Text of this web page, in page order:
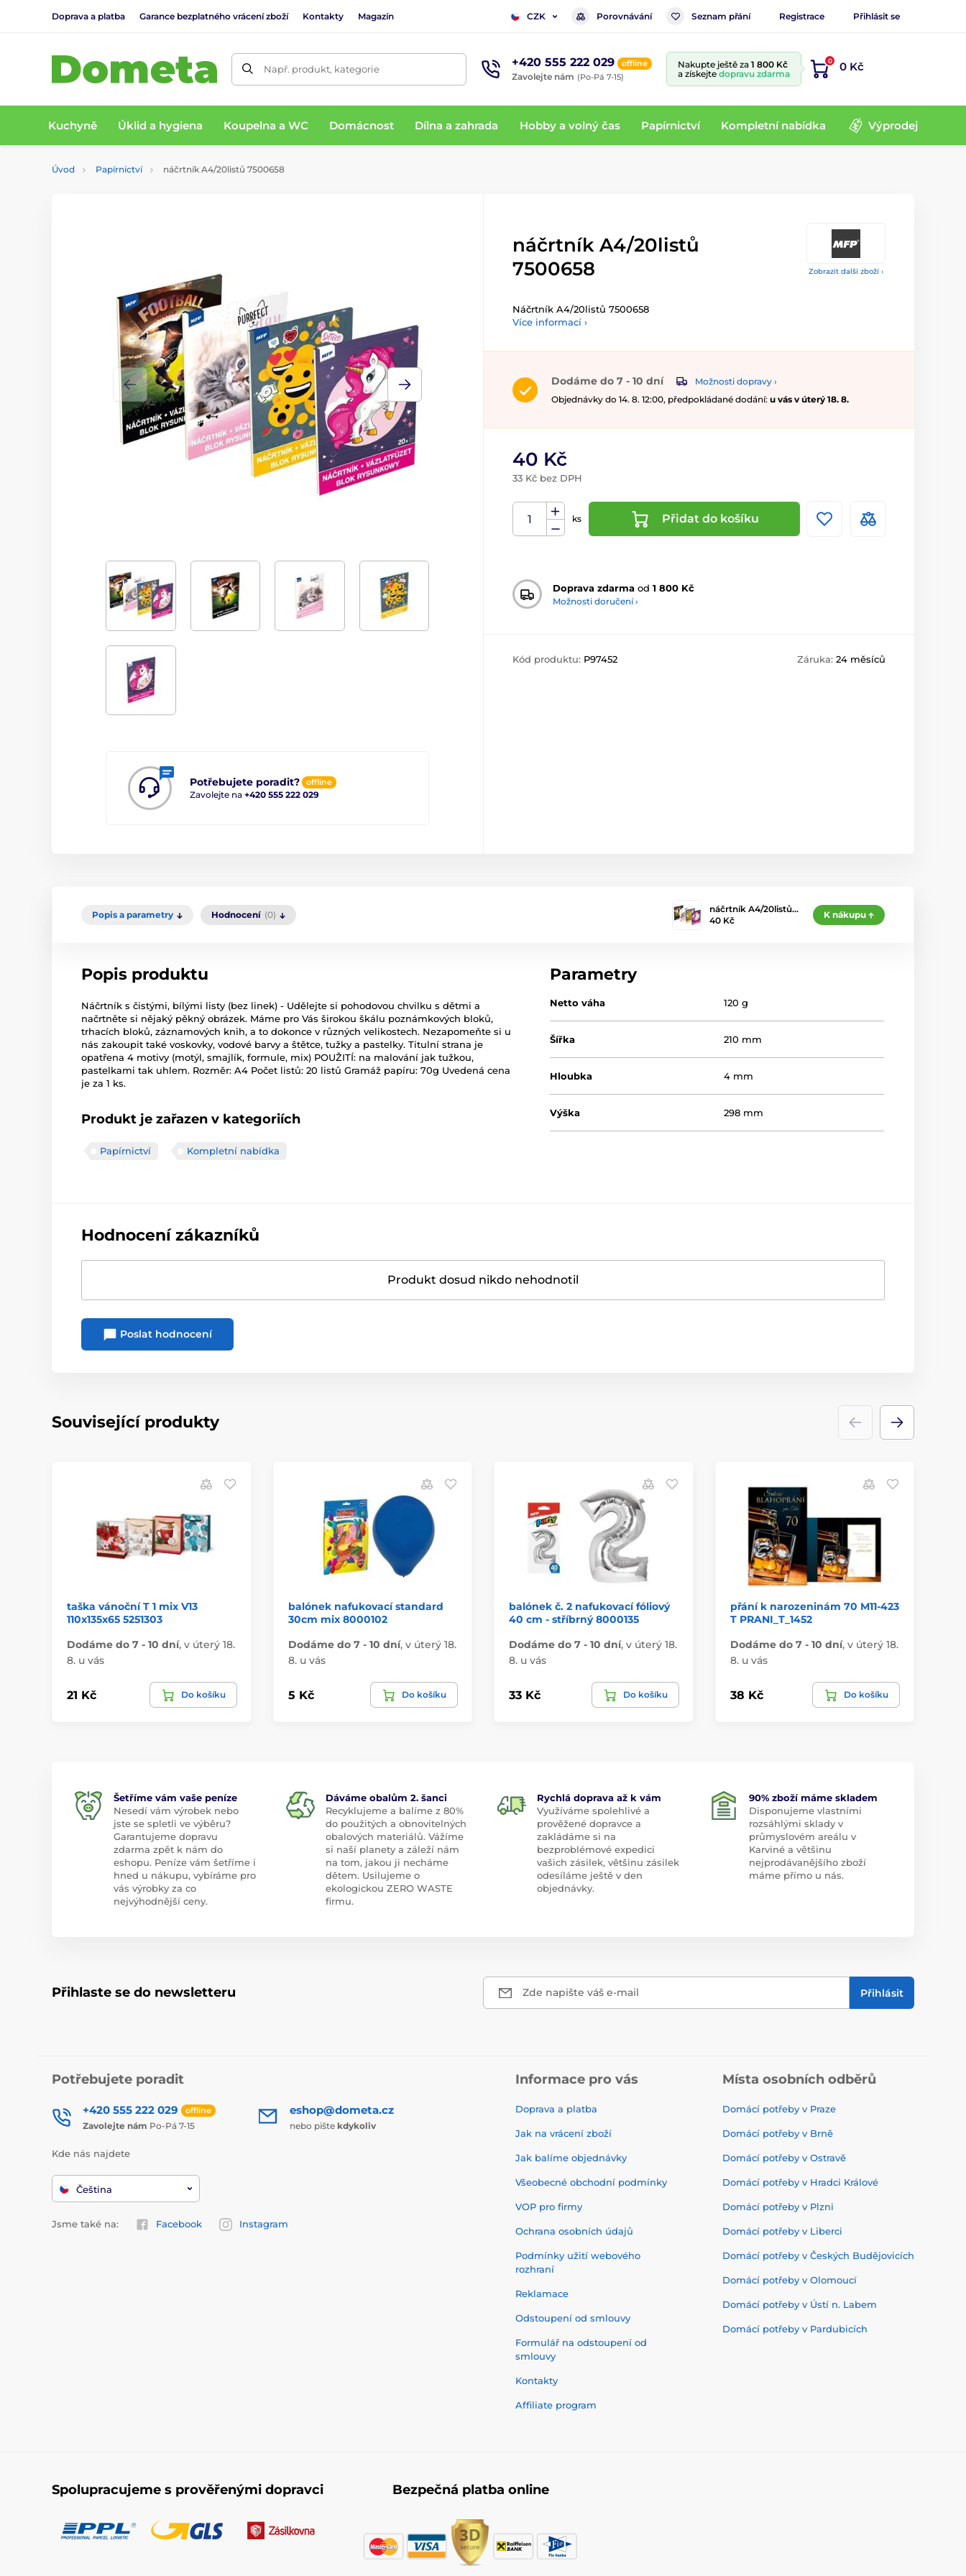
Doprava a platba Garance bezplatného vrácení zboží Kontakty Magazín CZK Porovnávání Seznam přání Registrace Přihlásit se
Např. produkt, kategorie +420 555 222 029 offline
Zavolejte nám (Po-Pá 7-15)
Nakupte ještě za 1 800 Kč
a získejte dopravu zdarma
0 0 Kč
Kuchyně Úklid a hygiena Koupelna a WC Domácnost Dílna a zahrada Hobby a volný čas Papírnictví Kompletní nabídka Výprodej
Úvod Papírnictví náčrtník A4/20listů 7500658
Zobrazit další zboží ›
Potřebujete poradit? offline
Zavolejte na +420 555 222 029
náčrtník A4/20listů
7500658
Náčrtník A4/20listů 7500658
Více informací ›
Dodáme do 7 - 10 dní
Možnosti dopravy ›
Objednávky do 14. 8. 12:00, předpokládané dodání: u vás v úterý 18. 8.
40 Kč
33 Kč bez DPH
ks Přidat do košíku
Doprava zdarma od 1 800 Kč
Možnosti doručení ›
Kód produktu: P97452 Záruka: 24 měsíců
Popis a parametry Hodnocení (0)
náčrtník A4/20listů…
40 Kč
K nákupu
Popis produktu
Náčrtník s čistými, bílými listy (bez linek) - Udělejte si pohodovou chvilku s dětmi a
načrtněte si nějaký pěkný obrázek. Máme pro Vás širokou škálu poznámkových bloků,
trhacích bloků, záznamových knih, a to dokonce v různých velikostech. Nezapomeňte si u
nás zakoupit také voskovky, vodové barvy a štětce, tužky a pastelky. Titulní strana je
opatřena 4 motivy (motýl, smajlík, formule, mix) POUŽITÍ: na malování jak tužkou,
pastelkami tak uhlem. Rozměr: A4 Počet listů: 20 listů Gramáž papíru: 70g Uvedená cena
je za 1 ks.
Produkt je zařazen v kategoriích
Papírnictví Kompletní nabídka
Parametry
Netto váha 120 g
Šířka 210 mm
Hloubka 4 mm
Výška 298 mm
Hodnocení zákazníků
Produkt dosud nikdo nehodnotil
Poslat hodnocení
Související produkty
taška vánoční T 1 mix V13
110x135x65 5251303
Dodáme do 7 - 10 dní, v úterý 18.
8. u vás
21 Kč Do košíku
balónek nafukovací standard
30cm mix 8000102
Dodáme do 7 - 10 dní, v úterý 18.
8. u vás
5 Kč Do košíku
balónek č. 2 nafukovací fóliový
40 cm - stříbrný 8000135
Dodáme do 7 - 10 dní, v úterý 18.
8. u vás
33 Kč Do košíku
přání k narozeninám 70 M11-423
T PRANI_T_1452
Dodáme do 7 - 10 dní, v úterý 18.
8. u vás
38 Kč Do košíku
Šetříme vám vaše peníze
Nesedí vám výrobek nebo
jste se spletli ve výběru?
Garantujeme dopravu
zdarma zpět k nám do
eshopu. Peníze vám šetříme i
hned u nákupu, vybíráme pro
vás výrobky za co
nejvýhodnější ceny.
Dáváme obalům 2. šanci
Recyklujeme a balíme z 80%
do použitých a obnovitelných
obalových materiálů. Vážíme
si naší planety a záleží nám
na tom, jakou ji necháme
dětem. Usilujeme o
ekologickou ZERO WASTE
firmu.
Rychlá doprava až k vám
Využíváme spolehlivé a
prověžené dopravce a
zakládáme si na
bezproblémové expedici
vašich zásilek, většinu zásilek
odesíláme ještě v den
objednávky.
90% zboží máme skladem
Disponujeme vlastními
rozsáhlými sklady v
průmyslovém areálu v
Karviné a většinu
nejprodávanějšího zboží
máme přímo u nás.
Přihlaste se do newsletteru Zde napište váš e-mail Přihlásit
Potřebujete poradit
+420 555 222 029 offline
Zavolejte nám Po-Pá 7-15
eshop@dometa.cz
nebo pište kdykoliv
Kde nás najdete
Čeština
Jsme také na: Facebook Instagram
Informace pro vás
Doprava a platba
Jak na vrácení zboží
Jak balíme objednávky
Všeobecné obchodní podmínky
VOP pro firmy
Ochrana osobních údajů
Podmínky užití webového
rozhraní
Reklamace
Odstoupení od smlouvy
Formulář na odstoupení od
smlouvy
Kontakty
Affiliate program
Místa osobních odběrů
Domácí potřeby v Praze
Domácí potřeby v Brně
Domácí potřeby v Ostravě
Domácí potřeby v Hradci Králové
Domácí potřeby v Plzni
Domácí potřeby v Liberci
Domácí potřeby v Českých Budějovicích
Domácí potřeby v Olomoucí
Domácí potřeby v Ústí n. Labem
Domácí potřeby v Pardubicích
Spolupracujeme s prověřenými dopravci Bezpečná platba online